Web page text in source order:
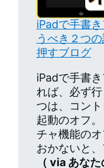
iPadで手書
うべき２つ
押すブログ
iPadで手書
れば、必ず
つは、コン
起動のオフ
チャ機能の
おかないと
（ via あな